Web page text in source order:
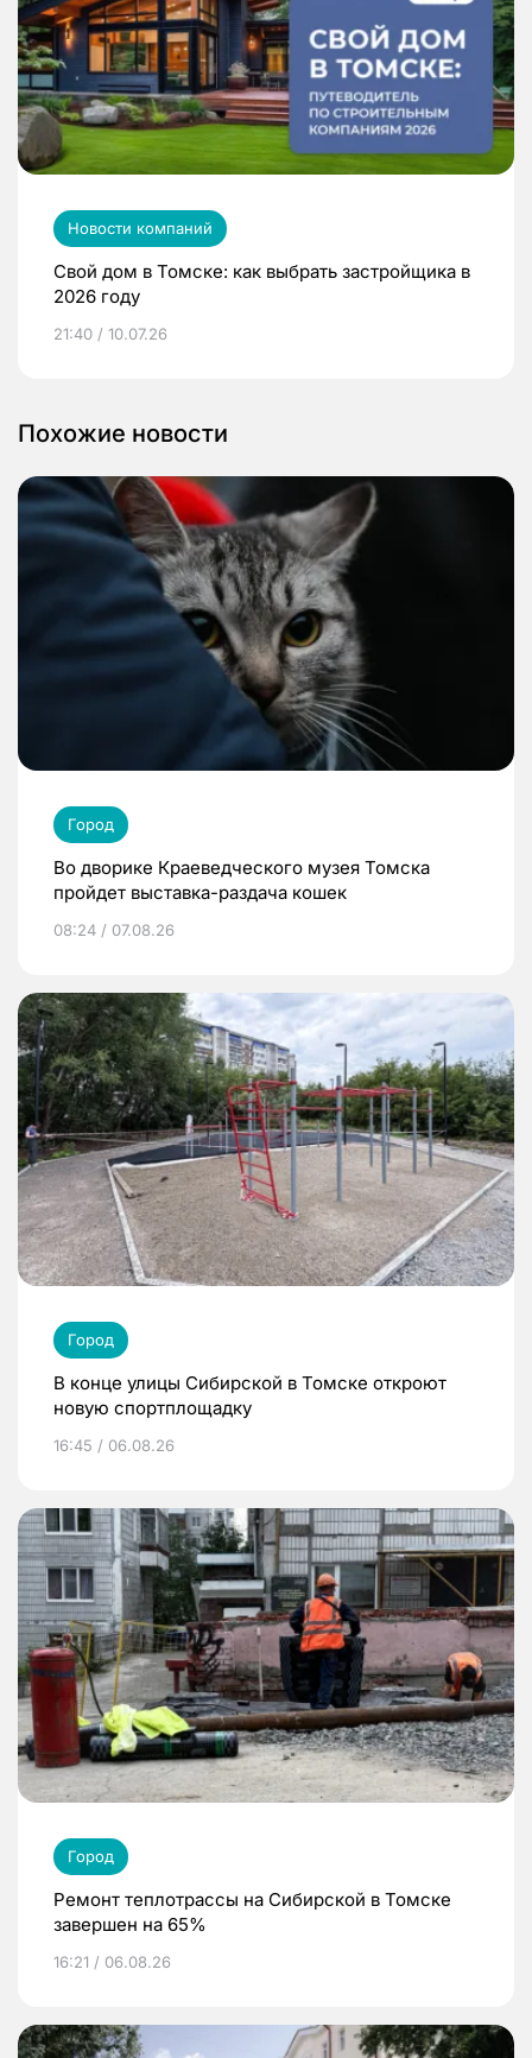
Новости компаний
Свой дом в Томске: как выбрать застройщика в
2026 году
21:40 / 10.07.26
Похожие новости
Город
Во дворике Краеведческого музея Томска
пройдет выставка-раздача кошек
08:24 / 07.08.26
Город
В конце улицы Сибирской в Томске откроют
новую спортплощадку
16:45 / 06.08.26
Город
Ремонт теплотрассы на Сибирской в Томске
завершен на 65%
16:21 / 06.08.26